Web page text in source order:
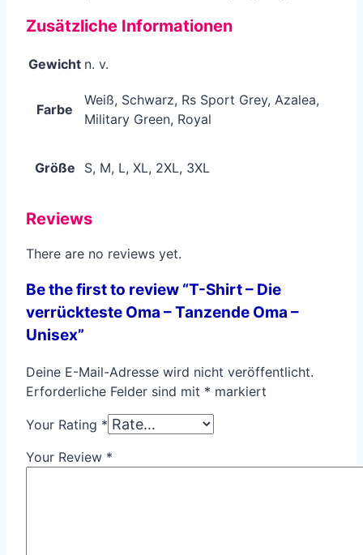
Zusätzliche Informationen
Gewicht n. v.
Farbe
Weiß, Schwarz, Rs Sport Grey, Azalea,
Military Green, Royal
Größe S, M, L, XL, 2XL, 3XL
Reviews
There are no reviews yet.
Be the first to review “T-Shirt – Die
verrückteste Oma – Tanzende Oma –
Unisex”
Deine E-Mail-Adresse wird nicht veröffentlicht.
Erforderliche Felder sind mit * markiert
Your Rating *
Your Review *